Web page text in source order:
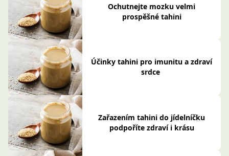
Ochutnejte mozku velmi
prospěšné tahini
Účinky tahini pro imunitu a zdraví
srdce
Zařazením tahini do jídelníčku
podpoříte zdraví i krásu